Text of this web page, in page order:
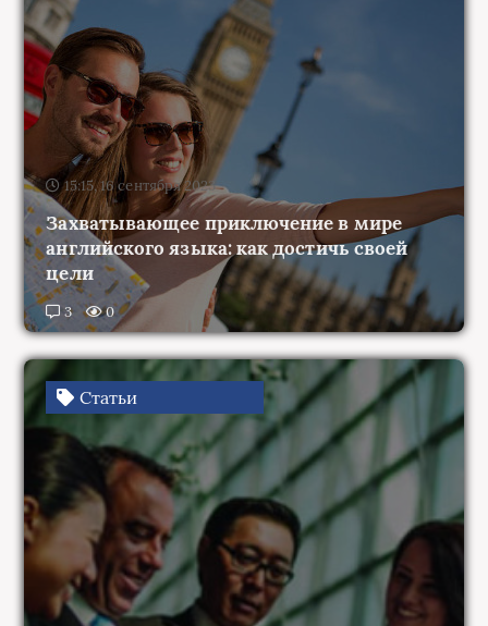
15:15, 16 сентября 2023
Захватывающее приключение в мире
английского языка: как достичь своей
цели
3 0
Статьи